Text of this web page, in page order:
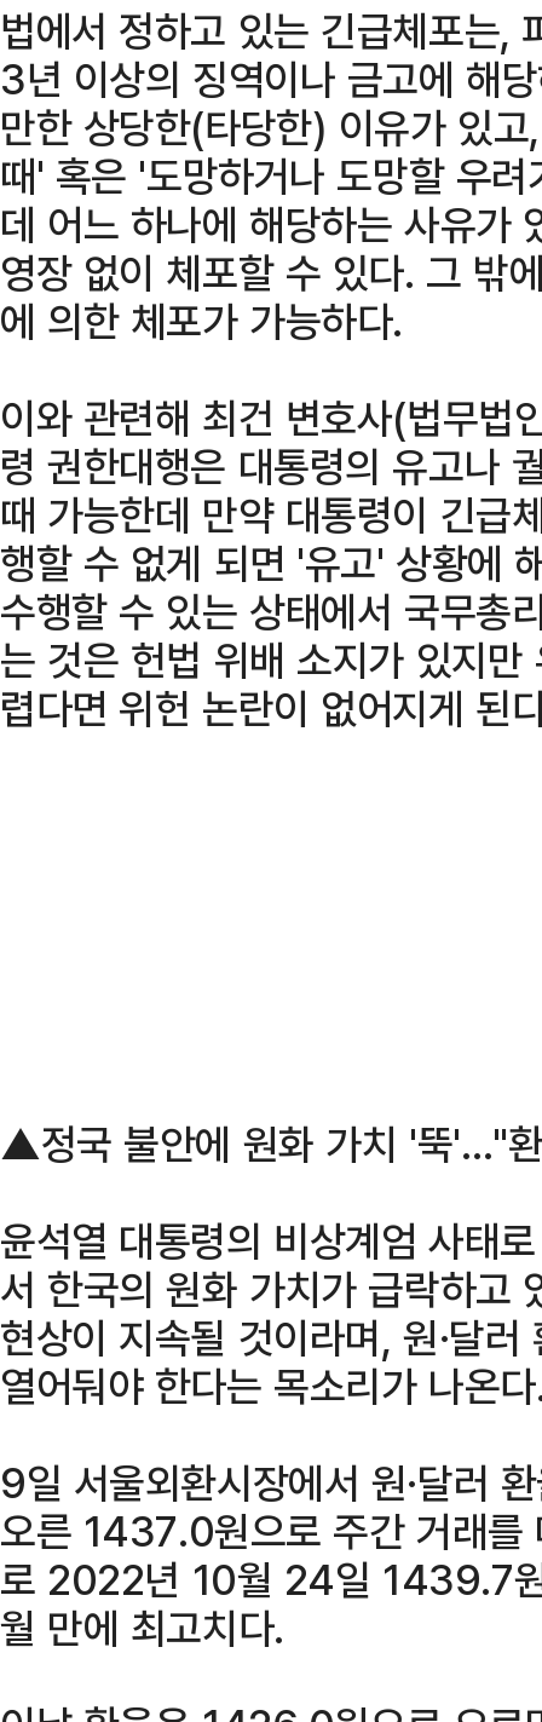
법에서 정하고 있는 긴급체포는,
3년 이상의 징역이나 금고에 해
만한 상당한(타당한) 이유가 있
때' 혹은 '도망하거나 도망할 우
데 어느 하나에 해당하는 사유가
영장 없이 체포할 수 있다. 그 밖
에 의한 체포가 가능하다.
이와 관련해 최건 변호사(법무법
령 권한대행은 대통령의 유고나
때 가능한데 만약 대통령이 긴급
행할 수 없게 되면 '유고' 상황에
수행할 수 있는 상태에서 국무총
는 것은 헌법 위배 소지가 있지
렵다면 위헌 논란이 없어지게 된
▲정국 불안에 원화 가치 '뚝'…"
윤석열 대통령의 비상계엄 사태
서 한국의 원화 가치가 급락하고
현상이 지속될 것이라며, 원·달
열어둬야 한다는 목소리가 나온
9일 서울외환시장에서 원·달러
오른 1437.0원으로 주간 거래를
로 2022년 10월 24일 1439.7
월 만에 최고치다.